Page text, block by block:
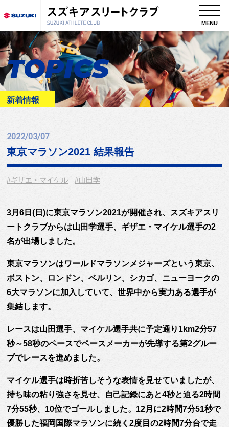
MENU
TOPICS
新着情報
2022/03/07
東京マラソン2021 結果報告
#ギザエ・マイケル #山田学
3月6日(日)に東京マラソン2021が開催され、スズキアスリ
ートクラブからは山田学選手、ギザエ・マイケル選手の2
名が出場しました。
東京マラソンはワールドマラソンメジャーズという東京、
ボストン、ロンドン、ベルリン、シカゴ、ニューヨークの
6大マラソンに加入していて、世界中から実力ある選手が
集結します。
レースは山田選手、マイケル選手共に予定通り1km2分57
秒～58秒のペースでペースメーカーが先導する第2グルー
プでレースを進めました。
マイケル選手は時折苦しそうな表情を見せていましたが、
持ち味の粘り強さを見せ、自己記録にあと4秒と迫る2時間
7分55秒、10位でゴールしました。12月に2時間7分51秒で
優勝した福岡国際マラソンに続く2度目の2時間7分台で走